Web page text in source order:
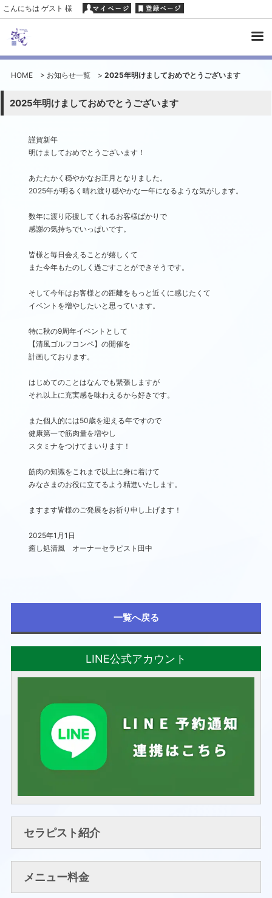
こんにちは ゲスト 様
HOME> お知らせ一覧> 2025年明けましておめでとうございます
2025年明けましておめでとうございます
謹賀新年
明けましておめでとうございます！
あたたかく穏やかなお正月となりました。
2025年が明るく晴れ渡り穏やかな一年になるような気がします。
数年に渡り応援してくれるお客様ばかりで
感謝の気持ちでいっぱいです。
皆様と毎日会えることが嬉しくて
また今年もたのしく過ごすことができそうです。
そして今年はお客様との距離をもっと近くに感じたくて
イベントを増やしたいと思っています。
特に秋の9周年イベントとして
【清風ゴルフコンペ】の開催を
計画しております。
はじめてのことはなんでも緊張しますが
それ以上に充実感を味わえるから好きです。
また個人的には50歳を迎える年ですので
健康第一で筋肉量を増やし
スタミナをつけてまいります！
筋肉の知識をこれまで以上に身に着けて
みなさまのお役に立てるよう精進いたします。
ますます皆様のご発展をお祈り申し上げます！
2025年1月1日
癒し処清風 オーナーセラピスト田中
一覧へ戻る
LINE公式アカウント
セラピスト紹介
メニュー料金